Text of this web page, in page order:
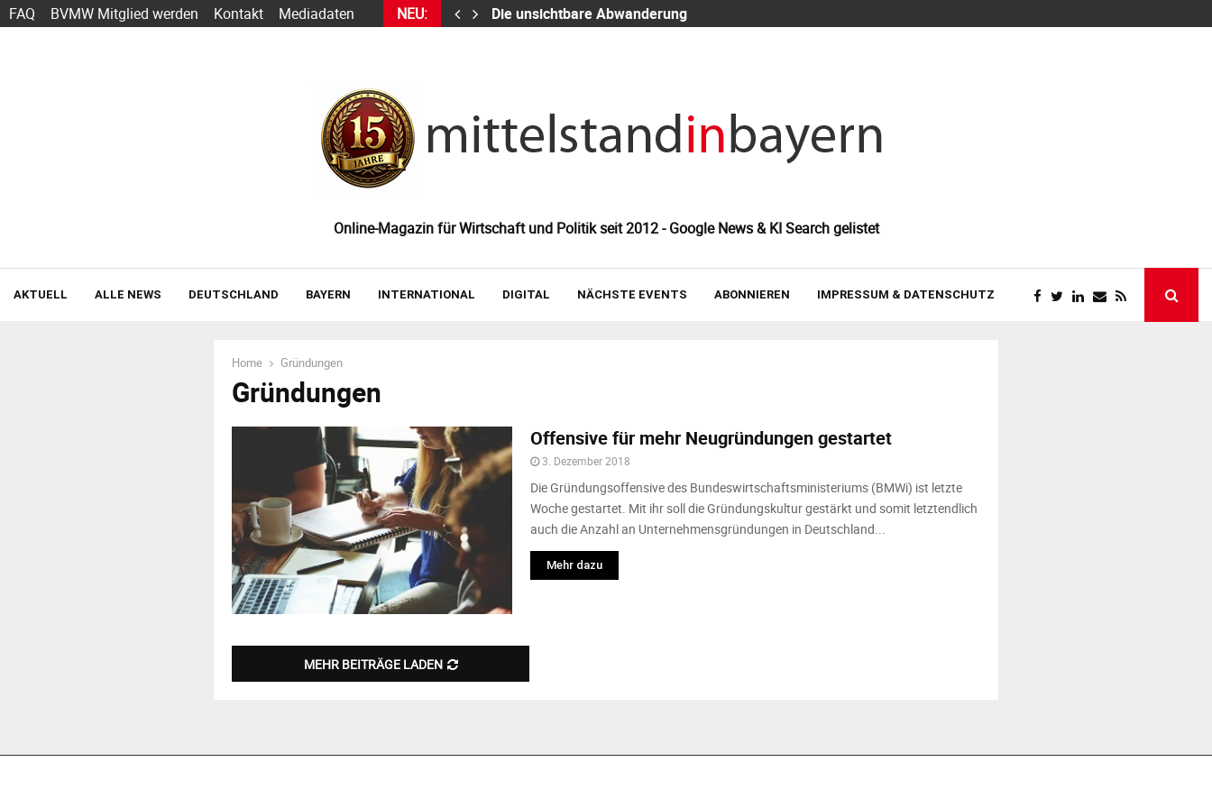
FAQ BVMW Mitglied werden Kontakt Mediadaten NEU:
Effizienzpotenziale im Lager übersehen Die unsichtbare Abwanderung
Online-Magazin für Wirtschaft und Politik seit 2012 - Google News & KI Search gelistet
AKTUELL ALLE NEWS DEUTSCHLAND BAYERN INTERNATIONAL DIGITAL NÄCHSTE EVENTS ABONNIEREN IMPRESSUM & DATENSCHUTZ
Home Gründungen
Gründungen
Offensive für mehr Neugründungen gestartet
3. Dezember 2018
Die Gründungsoffensive des Bundeswirtschaftsministeriums (BMWi) ist letzte
Woche gestartet. Mit ihr soll die Gründungskultur gestärkt und somit letztendlich
auch die Anzahl an Unternehmensgründungen in Deutschland...
Mehr dazu
MEHR BEITRÄGE LADEN